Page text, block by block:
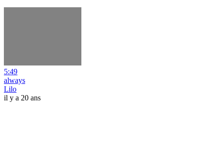
5:49
always
Lilo
il y a 20 ans